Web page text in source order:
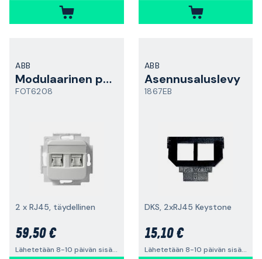
ABB
Modulaarinen pistorasia
FOT6208
2 x RJ45, täydellinen
59,50 €
Lähetetään 8-10 päivän sisällä
ABB
Asennusaluslevy
1867EB
DKS, 2xRJ45 Keystone
15,10 €
Lähetetään 8-10 päivän sisällä